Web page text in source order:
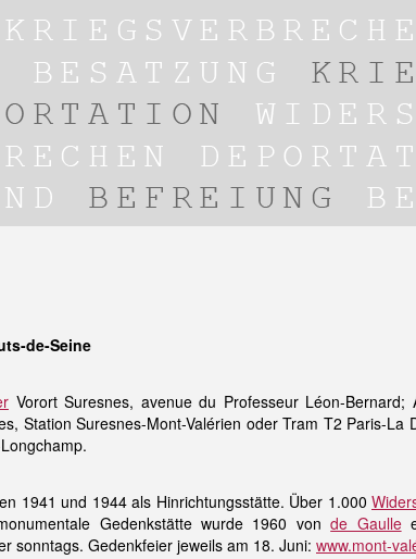
de-Seine
Vorort Suresnes, avenue du Professeur Léon-Bernard;
Station Suresnes-Mont-Valérien oder Tram T2 Paris-La
1941 und 1944 als Hinrichtungsstätte. Über 1.000
Gedenkstätte wurde 1960 vonde Gaulle
sonntags. Gedenkfeier jeweils am 18. Juni: www.mont-